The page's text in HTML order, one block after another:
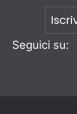
Seguici su: